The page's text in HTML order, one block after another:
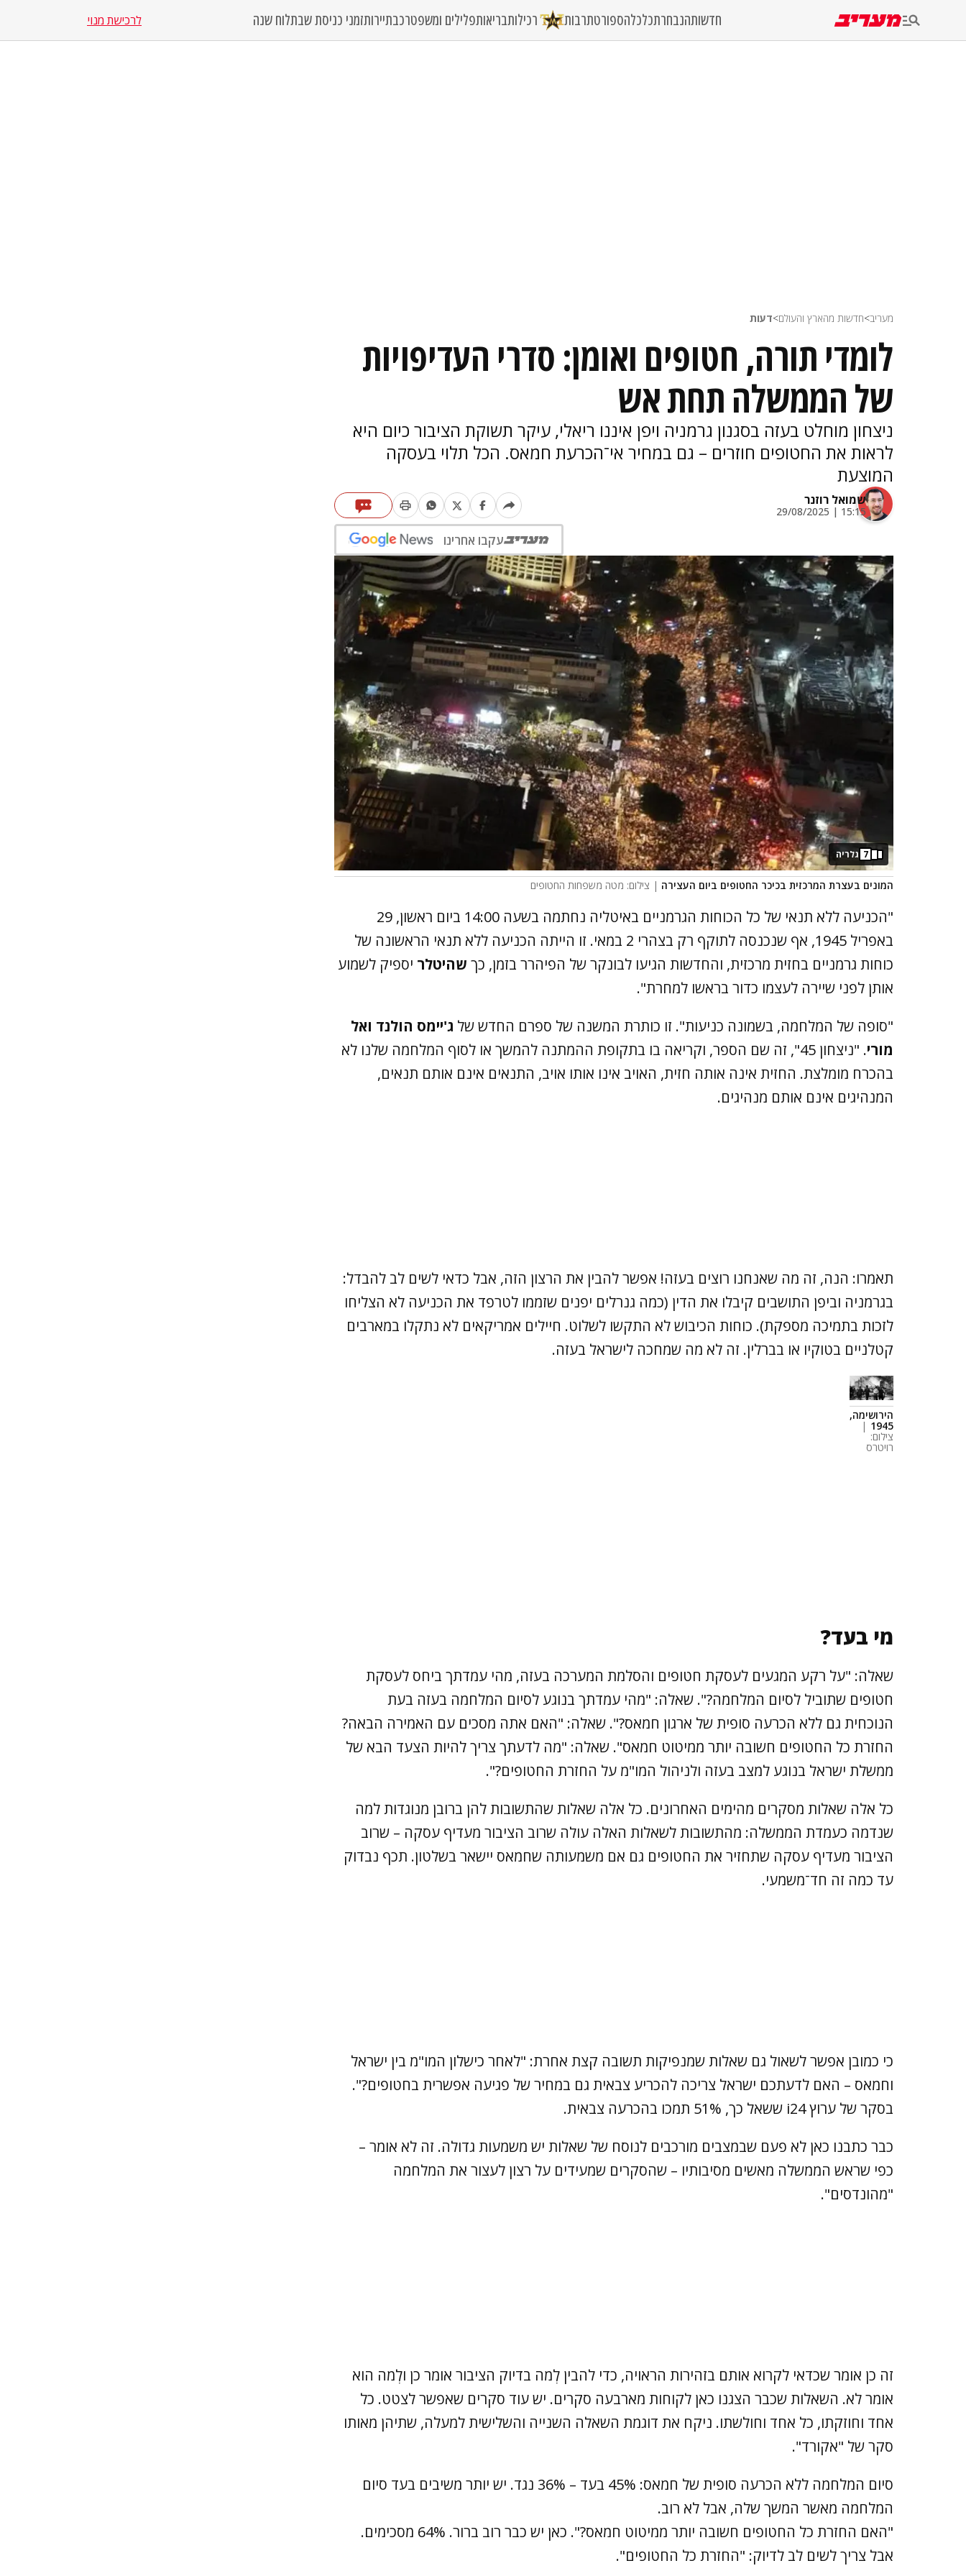
חדשותהנבחרתכלכלהספורטתרבות רכילותבריאותפלילים ומשפטרכבתיירותזמני כניסת שבתלוח שנה לרכישת מנוי
מעריב>חדשות מהארץ והעולם>דעות
לומדי תורה, חטופים ואומן: סדרי העדיפויות
של הממשלה תחת אש
ניצחון מוחלט בעזה בסגנון גרמניה ויפן איננו ריאלי, עיקר תשוקת הציבור כיום היא
לראות את החטופים חוזרים – גם במחיר אי־הכרעת חמאס. הכל תלוי בעסקה
המוצעת
שמואל רוזנר
15:15 | 29/08/2025
עקבו אחרינו
המונים בעצרת המרכזית בכיכר החטופים ביום העצירה | צילום: מטה משפחות החטופים
7 גלריה
"הכניעה ללא תנאי של כל הכוחות הגרמניים באיטליה נחתמה בשעה 14:00 ביום ראשון, 29
באפריל 1945, אף שנכנסה לתוקף רק בצהרי 2 במאי. זו הייתה הכניעה ללא תנאי הראשונה של
כוחות גרמניים בחזית מרכזית, והחדשות הגיעו לבונקר של הפיהרר בזמן, כך שהיטלר יספיק לשמוע
אותן לפני שיירה לעצמו כדור בראשו למחרת".
"סופה של המלחמה, בשמונה כניעות". זו כותרת המשנה של ספרם החדש של ג'יימס הולנד ואל
מורי
. "ניצחון 45", זה שם הספר, וקריאה בו בתקופת ההמתנה להמשך או לסוף המלחמה שלנו לא
בהכרח מומלצת. החזית אינה אותה חזית, האויב אינו אותו אויב, התנאים אינם אותם תנאים,
המנהיגים אינם אותם מנהיגים.
תאמרו: הנה, זה מה שאנחנו רוצים בעזה! אפשר להבין את הרצון הזה, אבל כדאי לשים לב להבדל:
בגרמניה וביפן התושבים קיבלו את הדין (כמה גנרלים יפנים שזממו לטרפד את הכניעה לא הצליחו
לזכות בתמיכה מספקת). כוחות הכיבוש לא התקשו לשלוט. חיילים אמריקאים לא נתקלו במארבים
קטלניים בטוקיו או בברלין. זה לא מה שמחכה לישראל בעזה.
הירושימה,
1945
|
צילום:
רויטרס
מי בעד?
שאלה: "על רקע המגעים לעסקת חטופים והסלמת המערכה בעזה, מהי עמדתך ביחס לעסקת
חטופים שתוביל לסיום המלחמה?". שאלה: "מהי עמדתך בנוגע לסיום המלחמה בעזה בעת
הנוכחית גם ללא הכרעה סופית של ארגון חמאס?". שאלה: "האם אתה מסכים עם האמירה הבאה?
החזרת כל החטופים חשובה יותר ממיטוט חמאס". שאלה: "מה לדעתך צריך להיות הצעד הבא של
ממשלת ישראל בנוגע למצב בעזה ולניהול המו"מ על החזרת החטופים?".
כל אלה שאלות מסקרים מהימים האחרונים. כל אלה שאלות שהתשובות להן ברובן מנוגדות למה
שנדמה כעמדת הממשלה: מהתשובות לשאלות האלה עולה שרוב הציבור מעדיף עסקה – שרוב
הציבור מעדיף עסקה שתחזיר את החטופים גם אם משמעותה שחמאס יישאר בשלטון. תכף נבדוק
עד כמה זה חד־משמעי.
כי כמובן אפשר לשאול גם שאלות שמנפיקות תשובה קצת אחרת: "לאחר כישלון המו"מ בין ישראל
וחמאס – האם לדעתכם ישראל צריכה להכריע צבאית גם במחיר של פגיעה אפשרית בחטופים?".
בסקר של ערוץ i24 ששאל כך, 51% תמכו בהכרעה צבאית.
כבר כתבנו כאן לא פעם שבמצבים מורכבים לנוסח של שאלות יש משמעות גדולה. זה לא אומר –
כפי שראש הממשלה מאשים מסיבותיו – שהסקרים שמעידים על רצון לעצור את המלחמה
"מהונדסים".
זה כן אומר שכדאי לקרוא אותם בזהירות הראויה, כדי להבין לְמה בדיוק הציבור אומר כן ולְמה הוא
אומר לא. השאלות שכבר הצגנו כאן לקוחות מארבעה סקרים. יש עוד סקרים שאפשר לצטט. כל
אחד וחוזקתו, כל אחד וחולשתו. ניקח את דוגמת השאלה השנייה והשלישית למעלה, שתיהן מאותו
סקר של "אקורד".
סיום המלחמה ללא הכרעה סופית של חמאס: 45% בעד – 36% נגד. יש יותר משיבים בעד סיום
המלחמה מאשר המשך שלה, אבל לא רוב.
"האם החזרת כל החטופים חשובה יותר ממיטוט חמאס?". כאן יש כבר רוב ברור. 64% מסכימים.
אבל צריך לשים לב לדיוק: "החזרת כל החטופים".